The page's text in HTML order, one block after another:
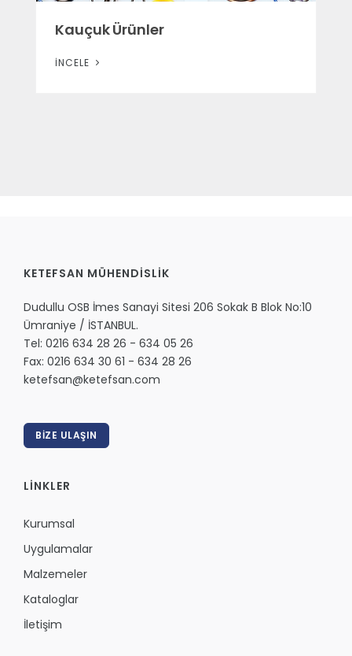
Kauçuk Ürünler
İNCELE
KETEFSAN MÜHENDİSLİK
Dudullu OSB İmes Sanayi Sitesi 206 Sokak B Blok No:10
Ümraniye / İSTANBUL.
Tel: 0216 634 28 26 - 634 05 26
Fax: 0216 634 30 61 - 634 28 26
ketefsan@ketefsan.com
BİZE ULAŞIN
LİNKLER
Kurumsal
Uygulamalar
Malzemeler
Kataloglar
İletişim